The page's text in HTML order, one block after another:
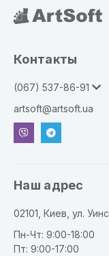
Контакты
(067) 537-86-91
artsoft@artsoft.ua
Наш адрес
02101, Киев, ул.
Пн-Чт: 9:00-18:00
Пт: 9:00-17:00